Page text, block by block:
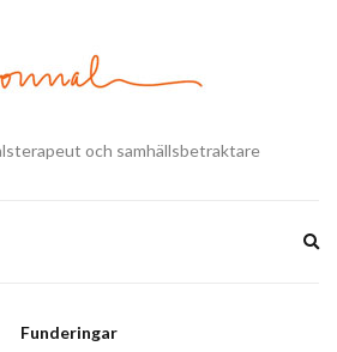
och samhällsbetraktare
Funderingar